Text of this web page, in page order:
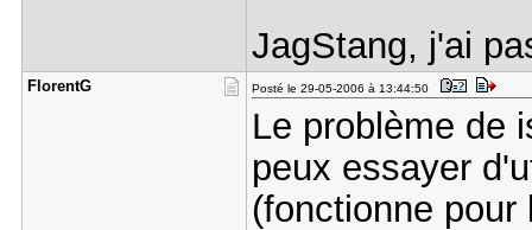
JagStang, j'ai
FlorentG Posté le 29-05-2006 à 13:44:50
Le problème de
peux essayer
(fonctionne